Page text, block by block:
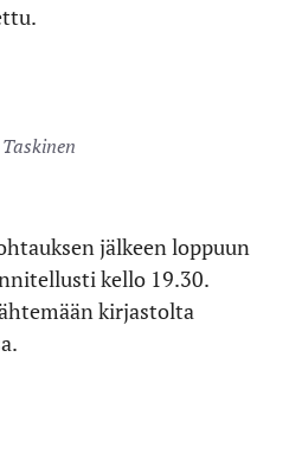
jälkeen loppuun
kello 19.30.
kirjastolta